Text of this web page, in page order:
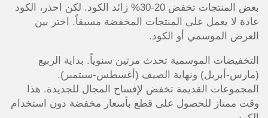
بعض المنتجات تخفض 20-30% زائد الكود. لكن احذر، الكود
عادة لا يعمل على المنتجات المخفضة مسبقاً. اختر بين
العرض الموسمي أو الكود.
التخفيضات الموسمية تحدث مرتين سنوياً. بداية الربيع
(مارس-أبريل) ونهاية الصيف (أغسطس-سبتمبر).
المجموعات القديمة تخفض لإفساح المجال للجديدة. هذا
وقت ممتاز للحصول على قطع بأسعار مخفضة دون استخدام